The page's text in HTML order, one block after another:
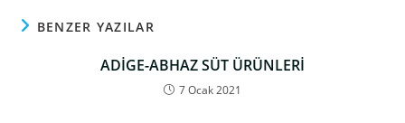
BENZER YAZILAR
ADİGE-ABHAZ SÜT ÜRÜNLERİ
7 Ocak 2021